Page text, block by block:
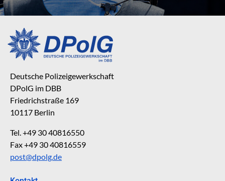
Deutsche Polizeigewerkschaft
DPolG im DBB
Friedrichstraße 169
10117 Berlin
Tel. +49 30 40816550
Fax +49 30 40816559
post@dpolg.de